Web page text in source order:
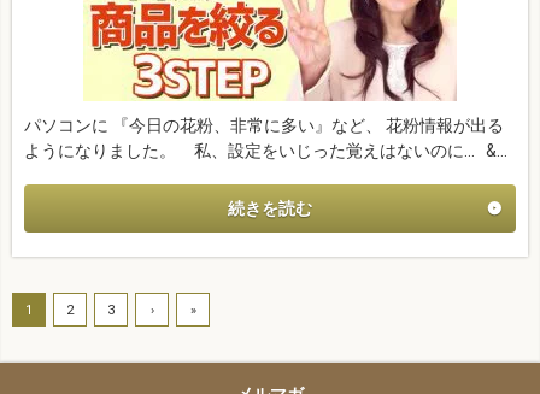
パソコンに 『今日の花粉、非常に多い』など、 花粉情報が出る
ようになりました。 私、設定をいじった覚えはないのに… &…
続きを読む
1 2 3 › »